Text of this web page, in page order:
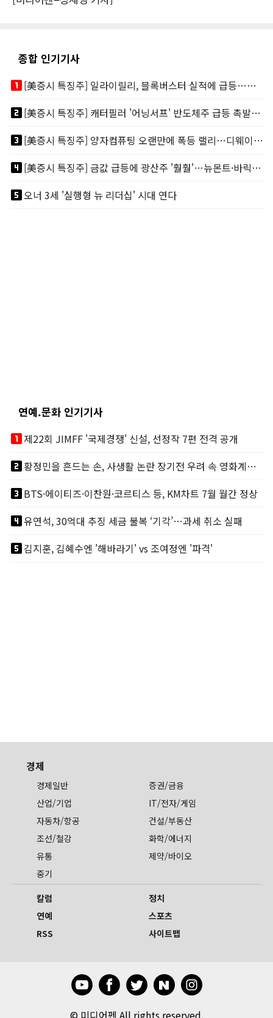
종합 인기기사
looks_one
[美증시 특징주] 일라이릴리, 블록버스터 실적에 급등…마운자로 매출 폭발
looks_two
[美증시 특징주] 캐터필러 '어닝서프' 반도체주 급등 촉발…"AI 데이터센터 건설 강력"
looks_3
[美증시 특징주] 양자컴퓨팅 오랜만에 폭등 랠리…디웨이브·아이온큐 주도
looks_4
[美증시 특징주] 금값 급등에 광산주 '훨훨'…뉴몬트·바릭마이닝 주도
looks_5오너 3세 '실행형 뉴 리더십' 시대 연다
연예.문화 인기기사
looks_one제22회 JIMFF '국제경쟁' 신설, 선정작 7편 전격 공개
looks_two
황정민을 흔드는 손, 사생활 논란 장기전 우려 속 영화계도 리스크
looks_3BTS·에이티즈·이찬원·코르티스 등, KM차트 7월 월간 정상
looks_4유연석, 30억대 추징 세금 불복 ‘기각’…과세 취소 실패
looks_5김지훈, 김혜수엔 '해바라기' vs 조여정엔 '파격'
경제
경제일반
증권/금융
산업/기업
IT/전자/게임
자동차/항공
건설/부동산
조선/철강
화학/에너지
유통
제약/바이오
중기
칼럼
정치
연예
스포츠
RSS
사이트맵
© 미디어펜 All rights reserved.